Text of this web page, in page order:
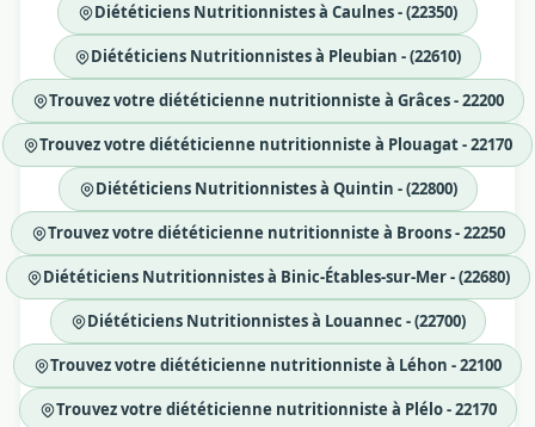
Diététiciens Nutritionnistes à Caulnes - (22350)
Diététiciens Nutritionnistes à Pleubian - (22610)
Trouvez votre diététicienne nutritionniste à Grâces - 22200
Trouvez votre diététicienne nutritionniste à Plouagat - 22170
Diététiciens Nutritionnistes à Quintin - (22800)
Trouvez votre diététicienne nutritionniste à Broons - 22250
Diététiciens Nutritionnistes à Binic-Étables-sur-Mer - (22680)
Diététiciens Nutritionnistes à Louannec - (22700)
Trouvez votre diététicienne nutritionniste à Léhon - 22100
Trouvez votre diététicienne nutritionniste à Plélo - 22170